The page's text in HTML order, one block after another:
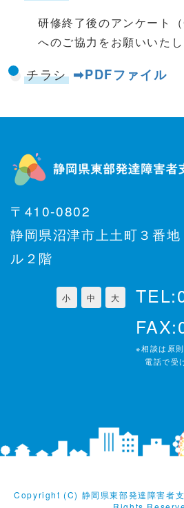
研修終了後のアンケート
へのご協力をお願いいたし
チラシ ➡PDFファイル
〒410-0802
静岡県沼津市上土町３番
ル２階
※相談は原
電話で受
小 中 大
Copyright (C) 静岡県東部発達障害者